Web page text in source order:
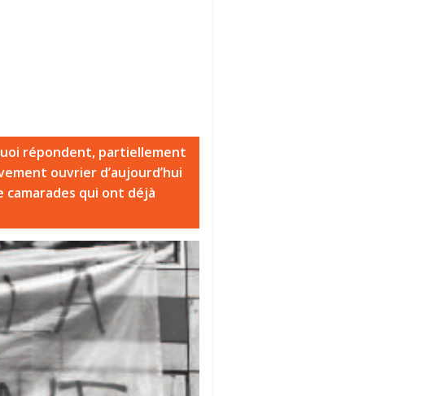
répondent, partiellement
ouvrier d’aujourd’hui
qui ont déjà